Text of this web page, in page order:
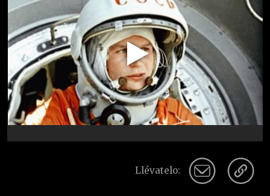
Play
Video
Llévatelo: